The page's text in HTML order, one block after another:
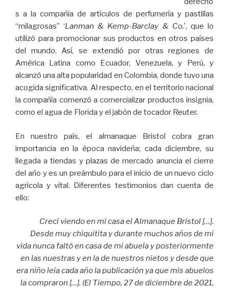
s a la compañía de artículos de perfumería y pastillas
“milagrosas” ‘Lanman & Kemp-Barclay & Co.’, que lo
utilizó para promocionar sus productos en otros países
del mundo. Así, se extendió por otras regiones de
América Latina como Ecuador, Venezuela, y Perú, y
alcanzó una alta popularidad en Colombia, donde tuvo una
acogida significativa. Al respecto, en el territorio nacional
la compañía comenzó a comercializar productos insignia,
como el agua de Florida y el jabón de tocador Reuter.
En nuestro país, el almanaque Bristol cobra gran
importancia en la época navideña; cada diciembre, su
llegada a tiendas y plazas de mercado anuncia el cierre
del año y es un preámbulo para el inicio de un nuevo ciclo
agrícola y vital. Diferentes testimonios dan cuenta de
ello:
Crecí viendo en mi casa el Almanaque Bristol […].
Desde muy chiquitita y durante muchos años de mi
vidanunca faltó en casa de mi abuela y posteriormente
en las nuestras y en la de nuestros nietos y desde que
era niño leía cada año la publicación ya que mis abuelos
la compraron […]. (El Tiempo, 27 de diciembre de 2021,